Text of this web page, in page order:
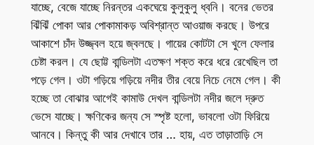
যাচ্ছে, বেজে যাচ্ছে নিরন্তর একঘেয়ে কুলুকুলু ধ্বনি। বনের ভেতর
ঝিঁঝিঁ পোকা আর পোকামাকড় অবিশ্রান্ত আওয়াজ করছে। উপরে
আকাশে চাঁদ উজ্জ্বল হয়ে জ্বলছে। গায়ের কোটটা সে খুলে ফেলার
চেষ্টা করল। যে ছোট্ট বান্ডিলটা এতক্ষণ শক্ত করে ধরে রেখেছিল তা
পড়ে গেল। ওটা গড়িয়ে গড়িয়ে নদীর তীর বেয়ে নিচে নেমে গেল। কী
হচ্ছে তা বোঝার আগেই কামাউ দেখল বান্ডিলটা নদীর জলে দ্রুত
ভেসে যাচ্ছে। ক্ষণিকের জন্য সে স্পৃষ্ট হলো, ভাবলো ওটা ফিরিয়ে
আনবে। কিন্তু কী আর দেখাবে তার … হায়, এত তাড়াতাড়ি সে